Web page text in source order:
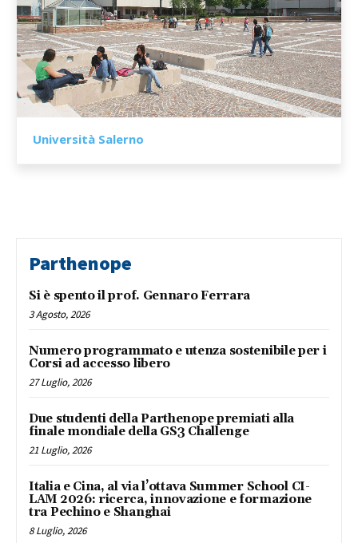
Università Salerno
Parthenope
Si è spento il prof. Gennaro Ferrara
3 Agosto, 2026
Numero programmato e utenza sostenibile per i
Corsi ad accesso libero
27 Luglio, 2026
Due studenti della Parthenope premiati alla
finale mondiale della GS3 Challenge
21 Luglio, 2026
Italia e Cina, al via l’ottava Summer School CI-
LAM 2026: ricerca, innovazione e formazione
tra Pechino e Shanghai
8 Luglio, 2026